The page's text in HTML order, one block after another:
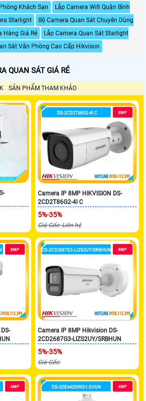
Khách Sạn
Lắp Camera Wifi Quận Bình
Starlight
Bộ Camera Quan Sát Chuyên Dùng
Hàng Giá Rẻ
Lắp Camera Quan Sát Starlight
Sát Văn Phòng Cao Cấp Hikvison
QUAN SÁT GIÁ RẺ
SẢN PHẨM THAM KHẢO
Camera IP 8MP HIKVISION DS-
2CD2T86G2-4I C
5%-35%
Giá Gốc: Liên hệ
Camera IP 8MP Hikvision DS-
2CD2687G3-LIZS2UY/SRBHUN
5%-35%
Giá Gốc: